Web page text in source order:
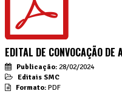
EDITAL DE CONVOCAÇÃO
Publicação: 28/02/2024
Editais SMC
Formato: PDF